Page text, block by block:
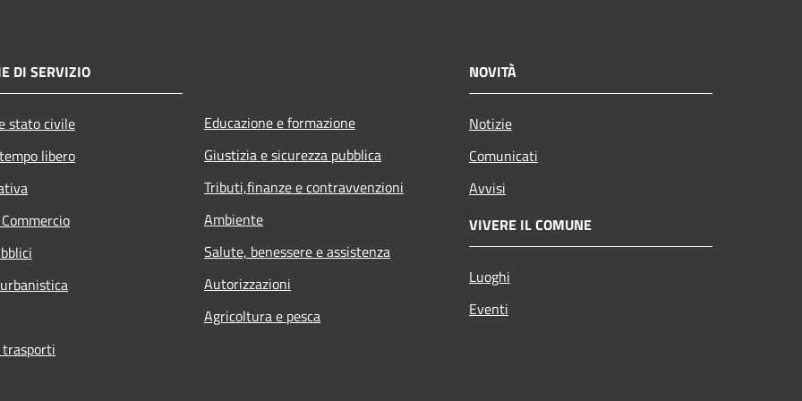
DI SERVIZIO
stato civile
libero
Educazione e formazione
Giustizia e sicurezza pubblica
Tributi,finanze e contravvenzioni
Ambiente
Salute, benessere e assistenza
Autorizzazioni
Agricoltura e pesca
NOVITÀ
Notizie
Comunicati
Avvisi
VIVERE IL COMUNE
Luoghi
Eventi